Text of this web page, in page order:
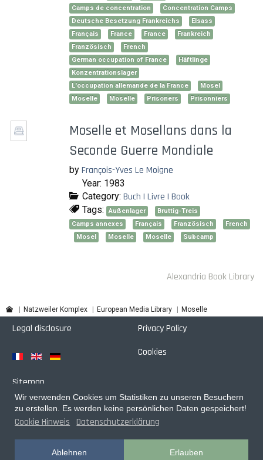
Wir verwenden Cookies um Statistiken zu unseren Besuchern
zu erstellen. Es werden keine persönlichen Daten gespeichert!
Cookie Hinweis Datenschutzerklärung
Ablehnen Erlauben
Camps de concentration
Concentration Camps
Deutsche Besetzung Frankreichs
Elsass
Français
France France
Frankreich
Französisch
French
German occupation of France
Häftlinge
Konzentrationslager
L'occupation allemande de la France
Mosel
Moselle
Moselle Prisoners Prisonniers
Moselle et Mosellans dans la
Seconde Guerre Mondiale
by François-Yves Le Moigne
Year: 1983
Category: Buch | Livre | Book
Tags: Außenlager
Bruttig-Treis
Camps annexes
Français Französisch
French
Mosel
Moselle Moselle Subcamp
Alexandria Book Library
Natzweiler Komplex European Media Library Moselle
Legal disclosure
Privacy Policy
Cookies
Sitemap
Login
Designed with by